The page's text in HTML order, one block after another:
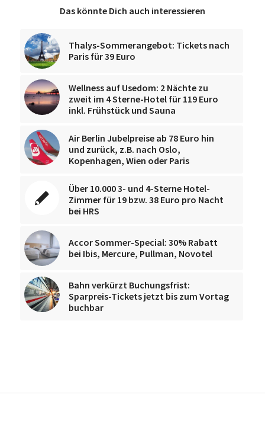
Das könnte Dich auch interessieren
Thalys-Sommerangebot: Tickets nach
Paris für 39 Euro
Wellness auf Usedom: 2 Nächte zu
zweit im 4 Sterne-Hotel für 119 Euro
inkl. Frühstück und Sauna
Air Berlin Jubelpreise ab 78 Euro hin
und zurück, z.B. nach Oslo,
Kopenhagen, Wien oder Paris
Über 10.000 3- und 4-Sterne Hotel-
Zimmer für 19 bzw. 38 Euro pro Nacht
bei HRS
Accor Sommer-Special: 30% Rabatt
bei Ibis, Mercure, Pullman, Novotel
Bahn verkürzt Buchungsfrist:
Sparpreis-Tickets jetzt bis zum Vortag
buchbar